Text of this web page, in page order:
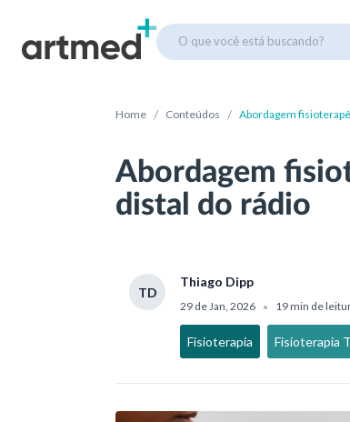
O que você está buscando?
Home / Conteúdos / Abordagem
Abordagem
distal do rádio
TD
Thiago Dipp
29 de Jan, 2026 • 19 min de
Fisioterapia Fisioterapia